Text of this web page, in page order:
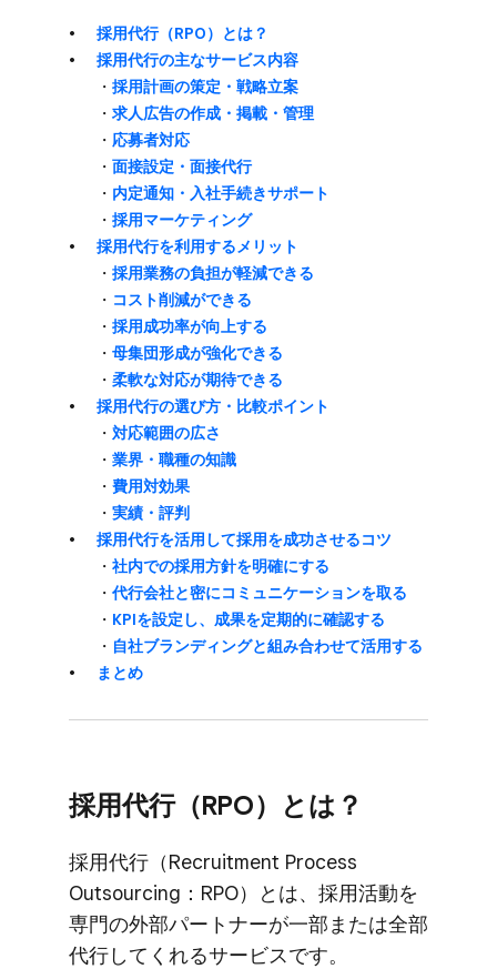
採用代行​（RPO）とは？
採用代行の​主な​サービス内容
・ 採用計画の​策定・戦略立案
・ 求人​広告の​作成・掲載・管理
・ 応募者対応
・ 面接設定・面接代行
・ 内定通知・入社手続きサポート
・ 採用マーケティング
採用代行を​利用する​メリット
・ 採用業務の​負担が​軽減できる
・ コスト削減が​できる
・ 採用成功率が​向上する
・ 母集団形成が​強化できる
・ 柔軟な​対応が​期待できる
採用代行の​選び方​・比較ポイント
・ 対応範囲の​広さ
・ 業界・職種の​知識
・ 費用対効果
・ 実績・評判
採用代行を​活用して​採用を​成功させる​コツ
・ 社内での​採用方​針を​明確に​する
・ 代行会社と​密に​コミュニケーションを​取る
・ KPIを​設定し、​成果を​定期的に​確認する
・ ​自社ブランディングと​組み合わせて​活用する
まとめ
採用代行​（RPO）とは？
採用代行​（Recruitment Process
Outsourcing：RPO）とは、​採用活動を​
専門の​外部​パートナーが​一部または​全部​
代行してくれる​サービスです。